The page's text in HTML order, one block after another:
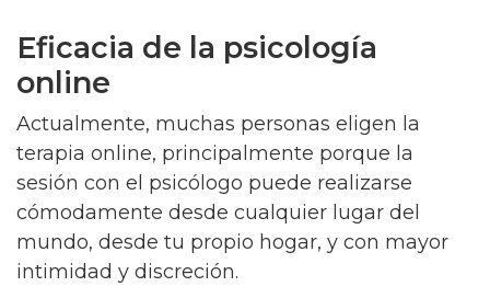
Eficacia de la psicología
online
Actualmente, muchas personas eligen la
terapia online, principalmente porque la
sesión con el psicólogo puede realizarse
cómodamente desde cualquier lugar del
mundo, desde tu propio hogar, y con mayor
intimidad y discreción.